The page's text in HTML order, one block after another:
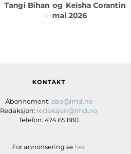
Tangi Bihan og Keïsha Corantin
mai 2026
KONTAKT
Abonnement: abo@lmd.no
Redaksjon: redaksjon@lmd.no
Telefon: 474 65 880
For annonsering se her